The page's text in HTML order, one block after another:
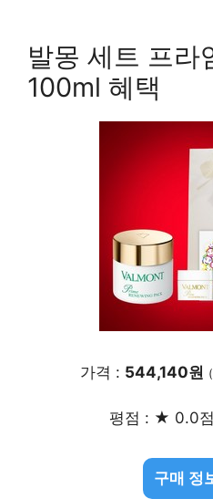
발몽 세트 프라
100ml 혜택
가격 : 544,140원
평점 : ★ 0.0
구매 정